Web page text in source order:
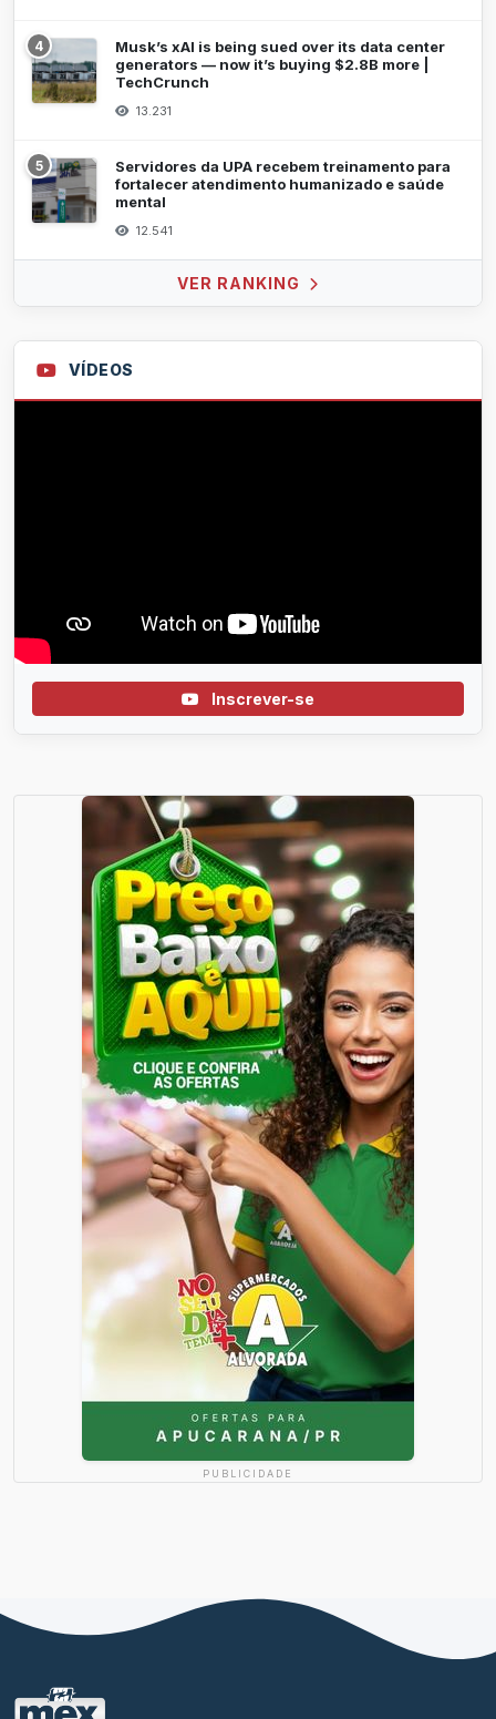
4
Musk’s xAI is being sued over its data center
generators — now it’s buying $2.8B more |
TechCrunch
13.231
5
Servidores da UPA recebem treinamento para
fortalecer atendimento humanizado e saúde
mental
12.541
VER RANKING
VÍDEOS
Inscrever-se
PUBLICIDADE